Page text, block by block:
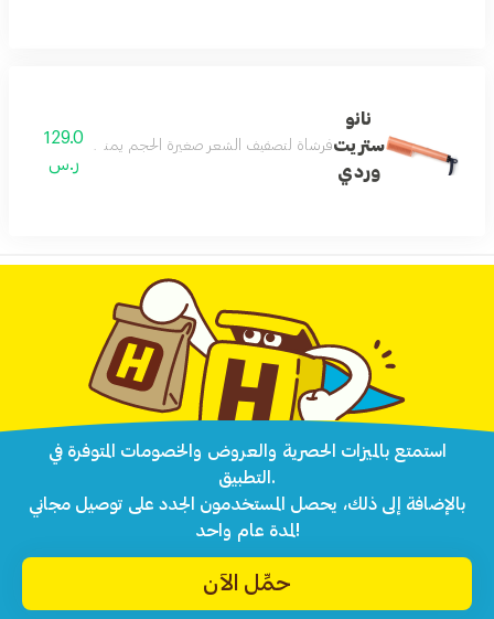
نانو
ستريت
وردي
فرشاة لتصفيف الشعر صغيرة الحجم يمنحك تصميم وايا
129.0
ر.س
استمتع بالميزات الحصرية والعروض والخصومات المتوفرة في
التطبيق.
بالإضافة إلى ذلك، يحصل المستخدمون الجدد على توصيل مجاني
لمدة عام واحد!
حمِّل الآن